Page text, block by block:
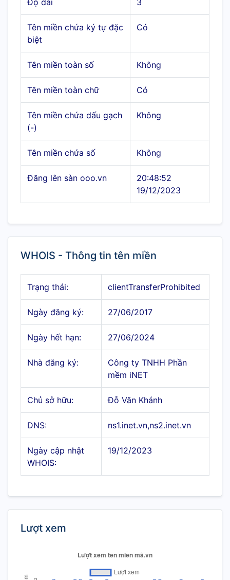
Độ dài 3
Tên miền chứa ký tự đặc
biệt
Có
Tên miền toàn số Không
Tên miền toàn chữ Có
Tên miền chứa dấu gạch
(-)
Không
Tên miền chứa số Không
Đăng lên sàn ooo.vn
20:48:52
19/12/2023
WHOIS - Thông tin tên miền
Trạng thái: clientTransferProhibited
Ngày đăng ký: 27/06/2017
Ngày hết hạn: 27/06/2024
Nhà đăng ký:
Công ty TNHH Phần
mềm iNET
Chủ sở hữu: Đỗ Văn Khánh
DNS: ns1.inet.vn,ns2.inet.vn
Ngày cập nhật
WHOIS:
19/12/2023
Lượt xem